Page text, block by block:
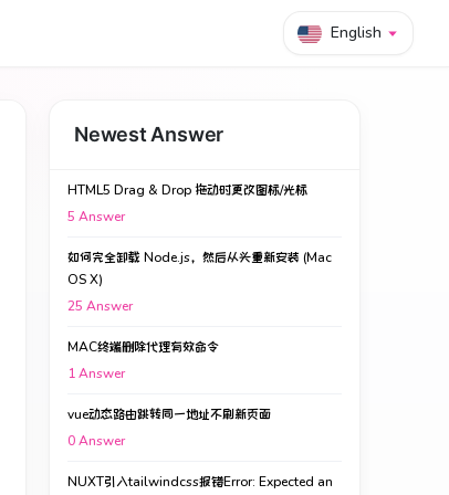
English
Newest Answer
HTML5 Drag & Drop 拖动时更改图标/光标
5 Answer
如何完全卸载 Node.js，然后从头重新安装 (Mac
OS X)
25 Answer
MAC终端删除代理有效命令
1Answer
vue动态路由跳转同一地址不刷新页面
0Answer
NUXT引入tailwindcss报错Error: Expected an